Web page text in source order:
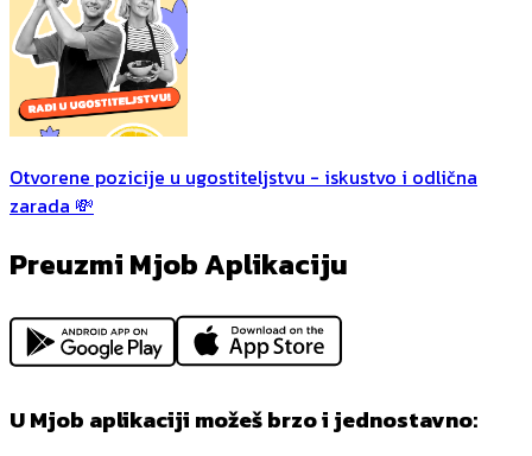
Otvorene pozicije u ugostiteljstvu - iskustvo i odlična
zarada 💸
Preuzmi Mjob Aplikaciju
U Mjob aplikaciji možeš brzo i jednostavno: